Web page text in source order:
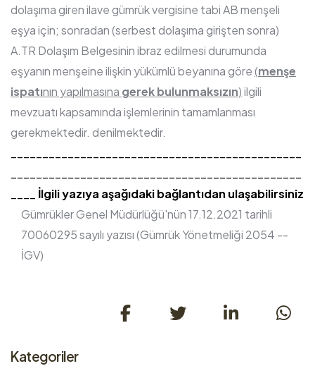
dolaşıma giren ilave gümrük vergisine tabi AB menşeli
eşya için; sonradan (serbest dolaşıma girişten sonra)
A.TR Dolaşım Belgesinin ibraz edilmesi durumunda
eşyanın menşeine ilişkin yükümlü beyanına göre(menşe
ispatının yapılmasına gerek bulunmaksızın)ilgili
mevzuatı kapsamında işlemlerinin tamamlanması
gerekmektedir. denilmektedir.
İlgili yazıya aşağıdaki bağlantıdan ulaşabilirsiniz
Gümrükler Genel Müdürlüğü'nün 17.12.2021 tarihli
70060295 sayılı yazısı (Gümrük Yönetmeliği 2054 --
İGV)
Kategoriler